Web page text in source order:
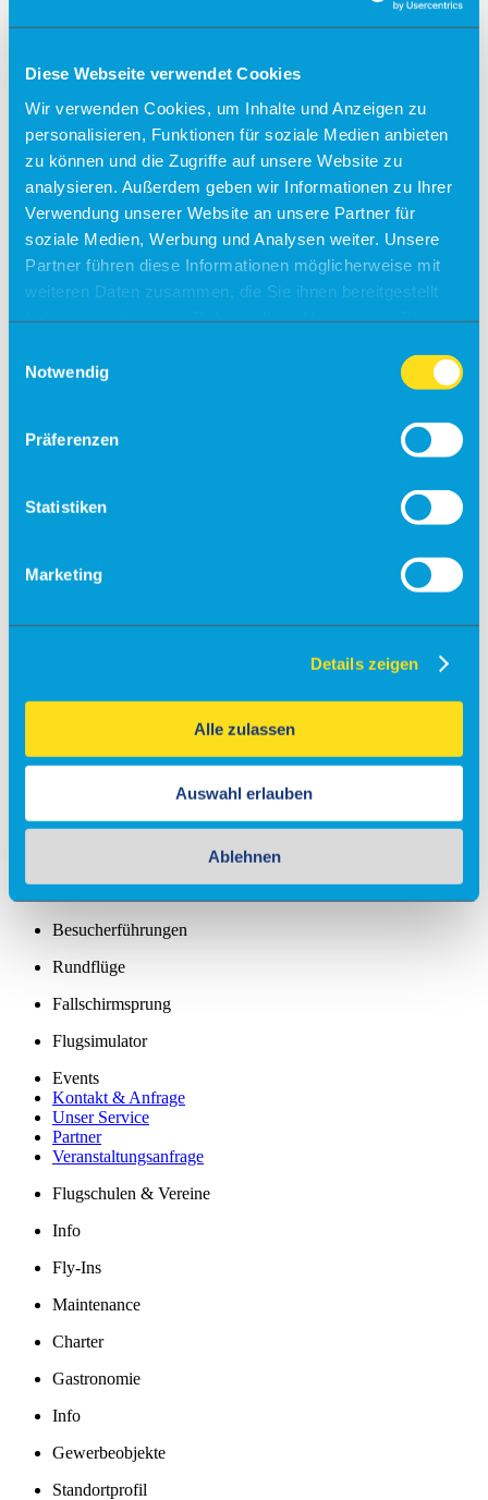
Diese Webseite verwendet Cookies
Wir verwenden Cookies, um Inhalte und Anzeigen zu
personalisieren, Funktionen für soziale Medien anbieten
zu können und die Zugriffe auf unsere Website zu
analysieren. Außerdem geben wir Informationen zu Ihrer
Verwendung unserer Website an unsere Partner für
soziale Medien, Werbung und Analysen weiter. Unsere
Partner führen diese Informationen möglicherweise mit
weiteren Daten zusammen, die Sie ihnen bereitgestellt
Notwendig
Präferenzen
Statistiken
Marketing
Details zeigen
Alle zulassen
Auswahl erlauben
Ablehnen
Büroräume zu vermieten!
Sylt
Usedom
Südtirol
Sonder-/Gruppenreisen
Jersey
Zakynthos
Finnland
vianova
Check-in
Kostenfreies Parken
Gepäck
Fundsachen
Gastronomie & Shops
Besucherführungen
Rundflüge
Fallschirmsprung
Flugsimulator
Events
Kontakt & Anfrage
Unser Service
Partner
Veranstaltungsanfrage
Flugschulen & Vereine
Info
Fly-Ins
Maintenance
Charter
Gastronomie
Info
Gewerbeobjekte
Standortprofil